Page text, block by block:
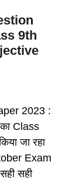
9th
2023 :
का Class
जा रहा
Exam
सही